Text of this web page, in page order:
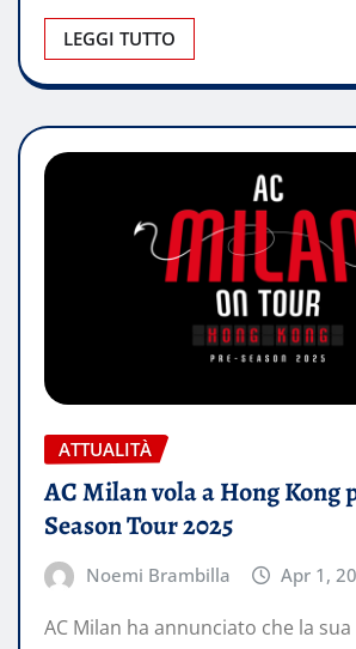
LEGGI TUTTO
ATTUALITÀ
AC Milan vola a Hong Kong
Season Tour 2025
Noemi Brambilla Apr 1,
​AC Milan ha annunciato che la